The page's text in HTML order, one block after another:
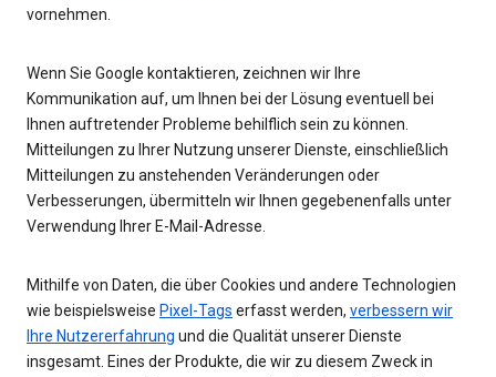
vornehmen.
Wenn Sie Google kontaktieren, zeichnen wir Ihre
Kommunikation auf, um Ihnen bei der Lösung eventuell bei
Ihnen auftretender Probleme behilflich sein zu können.
Mitteilungen zu Ihrer Nutzung unserer Dienste, einschließlich
Mitteilungen zu anstehenden Veränderungen oder
Verbesserungen, übermitteln wir Ihnen gegebenenfalls unter
Verwendung Ihrer E-Mail-Adresse.
Mithilfe von Daten, die über Cookies und andere Technologien
wie beispielsweise Pixel-Tags erfasst werden, verbessern wir
Ihre Nutzererfahrung und die Qualität unserer Dienste
insgesamt. Eines der Produkte, die wir zu diesem Zweck in